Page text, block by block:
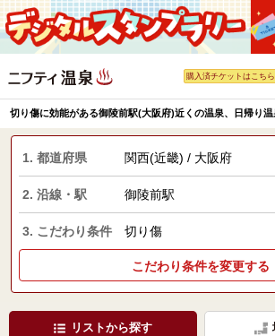
購入済チケットはこちら
切り傷に効能がある御陵前駅(大阪府)近くの温泉、日帰り
1. 都道府県 関西(近畿) / 大阪府
2. 沿線・駅 御陵前駅
3. こだわり条件 切り傷
こだわり条件を変更する
リストから探す